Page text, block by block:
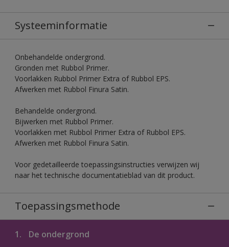
Systeeminformatie
Onbehandelde ondergrond.
Gronden met Rubbol Primer.
Voorlakken Rubbol Primer Extra of Rubbol EPS.
Afwerken met Rubbol Finura Satin.
Behandelde ondergrond.
Bijwerken met Rubbol Primer.
Voorlakken met Rubbol Primer Extra of Rubbol EPS.
Afwerken met Rubbol Finura Satin.
Voor gedetailleerde toepassingsinstructies verwijzen wij
naar het technische documentatieblad van dit product.
Toepassingsmethode
1. De ondergrond